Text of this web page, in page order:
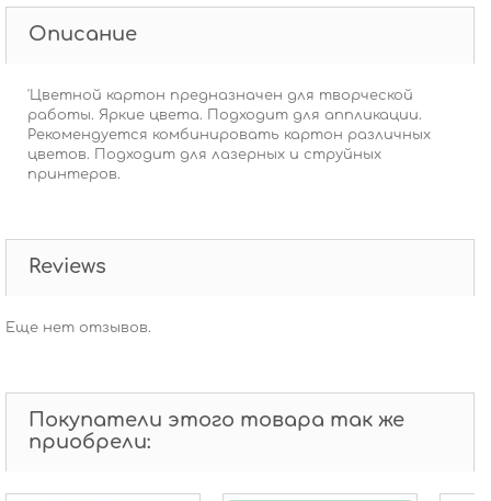
Описание
'Цветной картон предназначен для творческой
работы. Яркие цвета. Подходит для аппликации.
Рекомендуется комбинировать картон различных
цветов. Подходит для лазерных и струйных
принтеров.
Reviews
Еще нет отзывов.
Покупатели этого товара так же
приобрели: